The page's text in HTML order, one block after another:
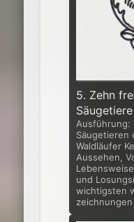
5. Zehn
Ausführung:
Säugetieren
Waldläu­fer
Aussehen,
und
wichtigsten